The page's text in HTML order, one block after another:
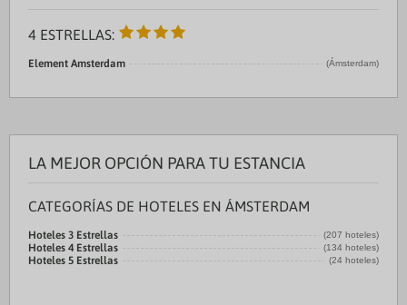
4 ESTRELLAS:
Element Amsterdam (Ámsterdam)
LA MEJOR OPCIÓN PARA TU ESTANCIA
CATEGORÍAS DE HOTELES EN ÁMSTERDAM
Hoteles 3 Estrellas (207 hoteles)
Hoteles 4 Estrellas (134 hoteles)
Hoteles 5 Estrellas (24 hoteles)